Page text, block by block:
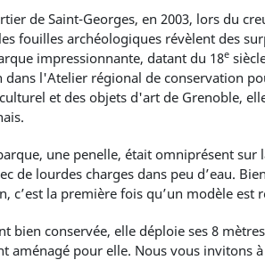
de Saint-Georges, en 2003, lors du
fouilles archéologiques révèlent des
impressionnante, datant du 18e
dans l'Atelier régional de conservation
et des objets d'art de Grenoble,
une penelle, était omniprésent sur
de lourdes charges dans peu d’eau.
c’est la première fois qu’un modèle est
bien conservée, elle déploie ses 8
aménagé pour elle. Nous vous invitons